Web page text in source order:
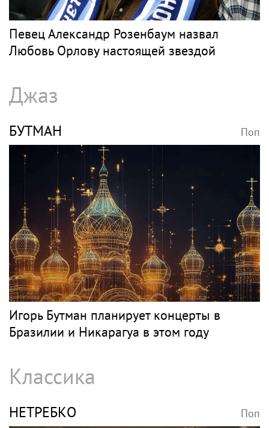
Певец Александр Розенбаум назвал
Любовь Орлову настоящей звездой
Джаз
БУТМАН Поп
Игорь Бутман планирует концерты в
Бразилии и Никарагуа в этом году
Классика
НЕТРЕБКО Поп